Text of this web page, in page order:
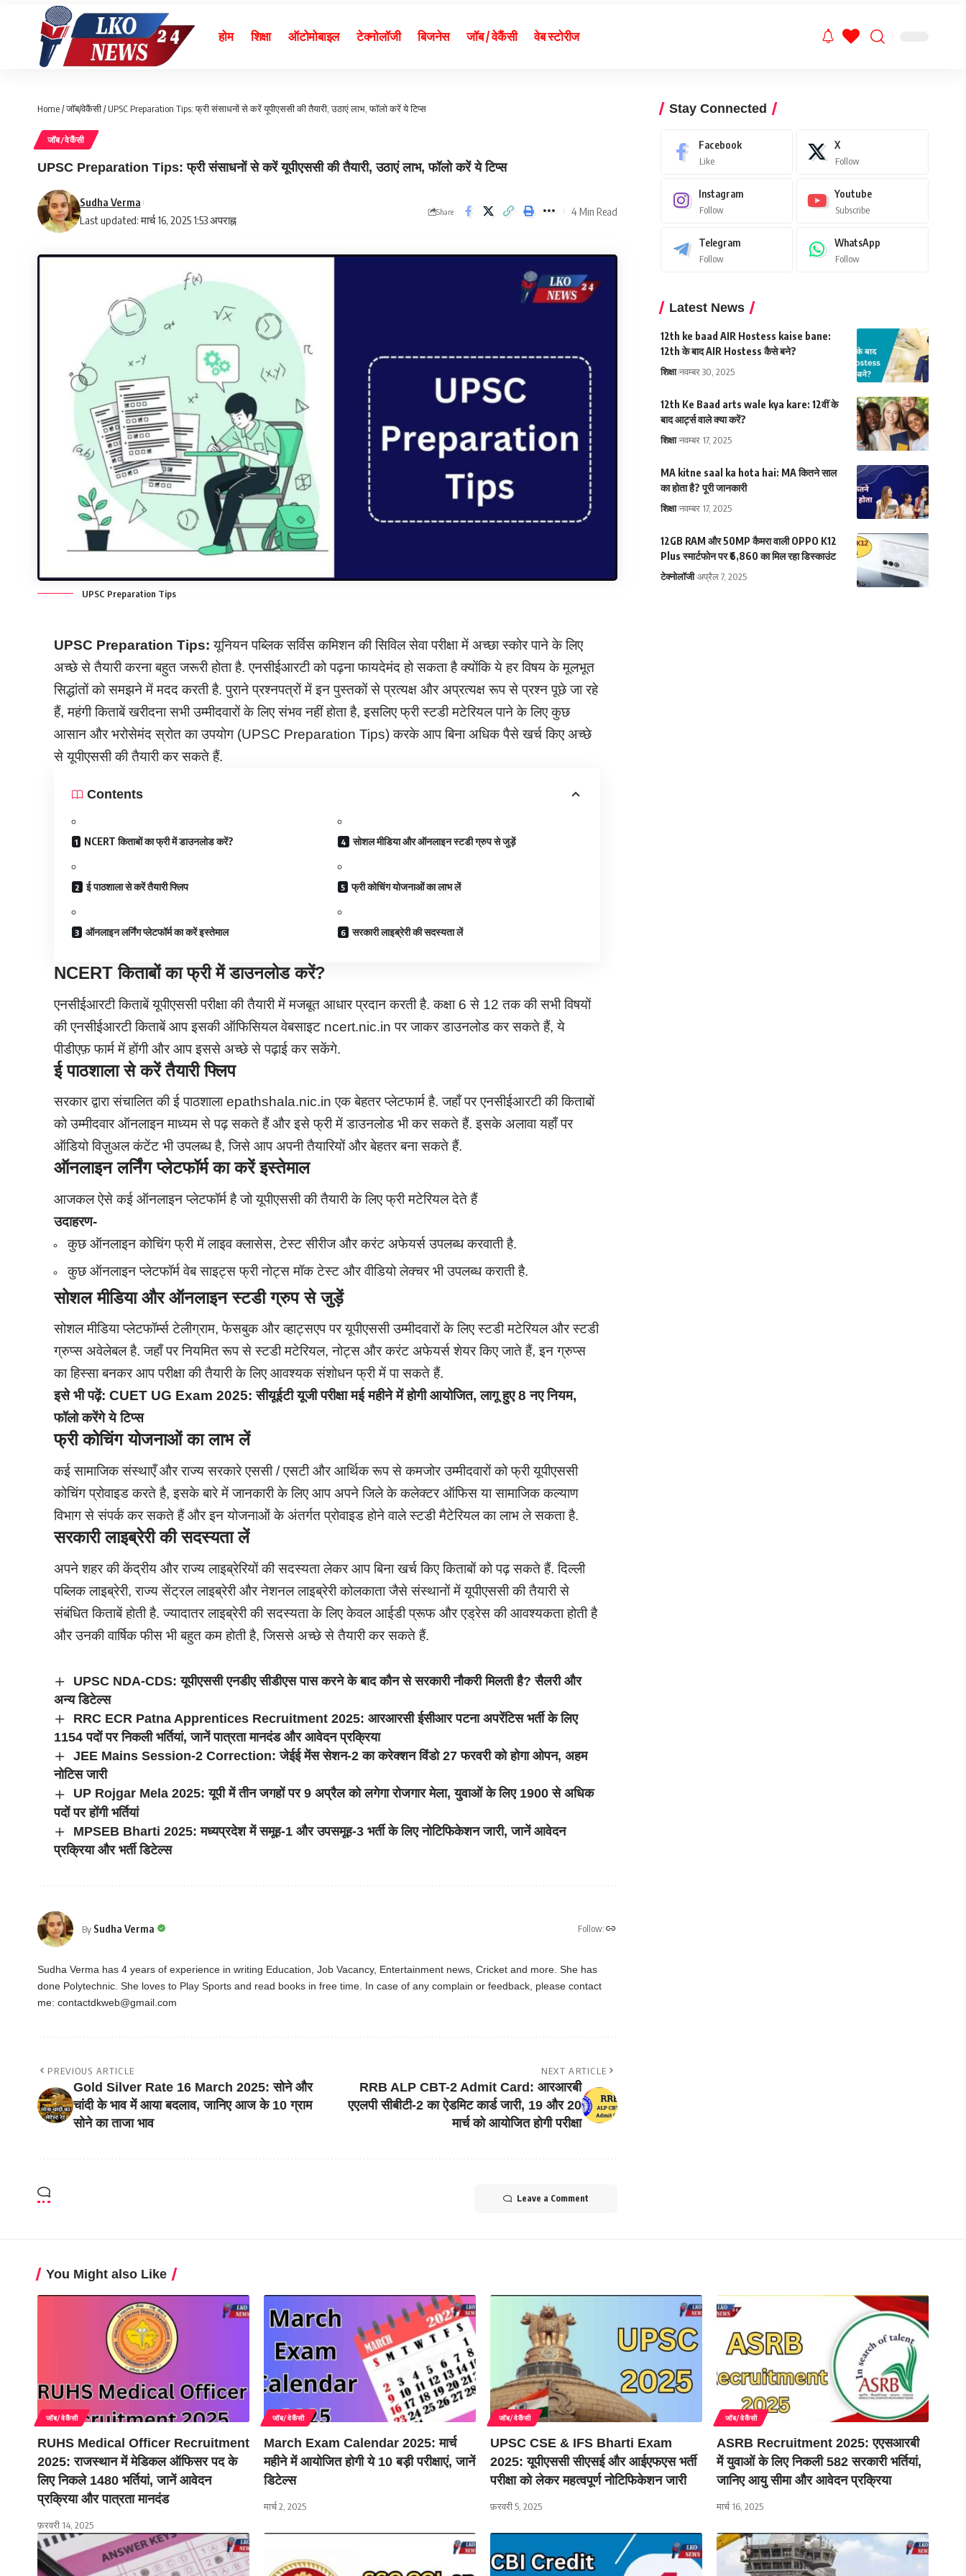
होम शिक्षा ऑटोमोबाइल टेक्नोलॉजी बिजनेस जॉब / वेकैंसी वेब स्टोरीज
Home/जॉब/वेकैंसी/UPSC Preparation Tips: फ्री संसाधनों से करें यूपीएससी की तैयारी, उठाएं लाभ, फॉलो करें ये टिप्स
जॉब/वेकैंसी
UPSC Preparation Tips: फ्री संसाधनों से करें यूपीएससी की तैयारी, उठाएं लाभ, फॉलो करें ये टिप्स
Last updated: मार्च 16, 2025 1:53 अपराह्न
Sudha Verma
Share 4 Min Read
UPSC Preparation Tips
UPSC Preparation Tips: यूनियन पब्लिक सर्विस कमिशन की सिविल सेवा परीक्षा में अच्छा स्कोर पाने के लिए
अच्छे से तैयारी करना बहुत जरूरी होता है. एनसीईआरटी को पढ़ना फायदेमंद हो सकता है क्योंकि ये हर विषय के मूलभूत
सिद्धांतों को समझने में मदद करती है. पुराने प्रश्नपत्रों में इन पुस्तकों से प्रत्यक्ष और अप्रत्यक्ष रूप से प्रश्न पूछे जा रहे
हैं, महंगी किताबें खरीदना सभी उम्मीदवारों के लिए संभव नहीं होता है, इसलिए फ्री स्टडी मटेरियल पाने के लिए कुछ
आसान और भरोसेमंद स्रोत का उपयोग (UPSC Preparation Tips) करके आप बिना अधिक पैसे खर्च किए अच्छे
से यूपीएससी की तैयारी कर सकते हैं.
Contents
NCERT किताबों का फ्री में डाउनलोड करें?
ई पाठशाला से करें तैयारी फ्लिप
ऑनलाइन लर्निंग प्लेटफॉर्म का करें इस्तेमाल
सोशल मीडिया और ऑनलाइन स्टडी ग्रुप से जुड़ें
फ्री कोचिंग योजनाओं का लाभ लें
सरकारी लाइब्रेरी की सदस्यता लें
NCERTकिताबों का फ्री में डाउनलोड करें?
एनसीईआरटी किताबें यूपीएससी परीक्षा की तैयारी में मजबूत आधार प्रदान करती है. कक्षा 6 से 12 तक की सभी विषयों
की एनसीईआरटी किताबें आप इसकी ऑफिसियल वेबसाइट ncert.nic.in पर जाकर डाउनलोड कर सकते हैं, ये
पीडीएफ़ फार्म में होंगी और आप इससे अच्छे से पढ़ाई कर सकेंगे.
ई पाठशाला से करें तैयारी फ्लिप
सरकार द्वारा संचालित की ई पाठशाला epathshala.nic.in एक बेहतर प्लेटफार्म है. जहाँ पर एनसीईआरटी की किताबों
को उम्मीदवार ऑनलाइन माध्यम से पढ़ सकते हैं और इसे फ्री में डाउनलोड भी कर सकते हैं. इसके अलावा यहाँ पर
ऑडियो विज़ुअल कंटेंट भी उपलब्ध है, जिसे आप अपनी तैयारियों और बेहतर बना सकते हैं.
ऑनलाइन लर्निंग प्लेटफॉर्म का करें इस्तेमाल
आजकल ऐसे कई ऑनलाइन प्लेटफॉर्म है जो यूपीएससी की तैयारी के लिए फ्री मटेरियल देते हैं
उदाहरण-
कुछ ऑनलाइन कोचिंग फ्री में लाइव क्लासेस, टेस्ट सीरीज और करंट अफेयर्स उपलब्ध करवाती है.
कुछ ऑनलाइन प्लेटफॉर्म वेब साइट्स फ्री नोट्स मॉक टेस्ट और वीडियो लेक्चर भी उपलब्ध कराती है.
सोशल मीडिया और ऑनलाइन स्टडी ग्रुप से जुड़ें
सोशल मीडिया प्लेटफॉर्म्स टेलीग्राम, फेसबुक और व्हाट्सएप पर यूपीएससी उम्मीदवारों के लिए स्टडी मटेरियल और स्टडी
ग्रुप्स अवेलेबल है. जहाँ पर नियमित रूप से स्टडी मटेरियल, नोट्स और करंट अफेयर्स शेयर किए जाते हैं, इन ग्रुप्स
का हिस्सा बनकर आप परीक्षा की तैयारी के लिए आवश्यक संशोधन फ्री में पा सकते हैं.
इसे भी पढ़ें:CUET UG Exam 2025: सीयूईटी यूजी परीक्षा मई महीने में होगी आयोजित, लागू हुए 8 नए नियम,
फॉलो करेंगे ये टिप्स
फ्री कोचिंग योजनाओं का लाभ लें
कई सामाजिक संस्थाएँ और राज्य सरकारे एससी / एसटी और आर्थिक रूप से कमजोर उम्मीदवारों को फ्री यूपीएससी
कोचिंग प्रोवाइड करते है, इसके बारे में जानकारी के लिए आप अपने जिले के कलेक्टर ऑफिस या सामाजिक कल्याण
विभाग से संपर्क कर सकते हैं और इन योजनाओं के अंतर्गत प्रोवाइड होने वाले स्टडी मैटेरियल का लाभ ले सकता है.
सरकारी लाइब्रेरी की सदस्यता लें
अपने शहर की केंद्रीय और राज्य लाइब्रेरियों की सदस्यता लेकर आप बिना खर्च किए किताबों को पढ़ सकते हैं. दिल्ली
पब्लिक लाइब्रेरी, राज्य सेंट्रल लाइब्रेरी और नेशनल लाइब्रेरी कोलकाता जैसे संस्थानों में यूपीएससी की तैयारी से
संबंधित किताबें होती है. ज्यादातर लाइब्रेरी की सदस्यता के लिए केवल आईडी प्रूफ और एड्रेस की आवश्यकता होती है
और उनकी वार्षिक फीस भी बहुत कम होती है, जिससे अच्छे से तैयारी कर सकते हैं.
UPSC NDA-CDS: यूपीएससी एनडीए सीडीएस पास करने के बाद कौन से सरकारी नौकरी मिलती है? सैलरी और
अन्य डिटेल्स
RRC ECR Patna Apprentices Recruitment 2025: आरआरसी ईसीआर पटना अपरेंटिस भर्ती के लिए
1154 पदों पर निकली भर्तियां, जानें पात्रता मानदंड और आवेदन प्रक्रिया
JEE Mains Session-2 Correction: जेईई मेंस सेशन-2 का करेक्शन विंडो 27 फरवरी को होगा ओपन, अहम
नोटिस जारी
UP Rojgar Mela 2025: यूपी में तीन जगहों पर 9 अप्रैल को लगेगा रोजगार मेला, युवाओं के लिए 1900 से अधिक
पदों पर होंगी भर्तियां
MPSEB Bharti 2025: मध्यप्रदेश में समूह-1 और उपसमूह-3 भर्ती के लिए नोटिफिकेशन जारी, जानें आवेदन
प्रक्रिया और भर्ती डिटेल्स
By Sudha Verma Follow:
Sudha Verma has 4 years of experience in writing Education, Job Vacancy, Entertainment news, Cricket and more. She has
done Polytechnic. She loves to Play Sports and read books in free time. In case of any complain or feedback, please contact
me: contactdkweb@gmail.com
PREVIOUS ARTICLE
Gold Silver Rate 16 March 2025: सोने और
चांदी के भाव में आया बदलाव, जानिए आज के 10 ग्राम
सोने का ताजा भाव
NEXT ARTICLE
RRB ALP CBT-2 Admit Card: आरआरबी
एएलपी सीबीटी-2 का ऐडमिट कार्ड जारी, 19 और 20
मार्च को आयोजित होगी परीक्षा
Leave a Comment
Stay Connected
Facebook
Like
X
Follow
Instagram
Follow
Youtube
Subscribe
Telegram
Follow
WhatsApp
Follow
Latest News
12th ke baad AIR Hostess kaise bane:
12th के बाद AIR Hostess कैसे बने?
शिक्षा नवम्बर 30, 2025
12th Ke Baad arts wale kya kare: 12वीं के
बाद आर्ट्स वाले क्या करें?
शिक्षा नवम्बर 17, 2025
MA kitne saal ka hota hai: MA कितने साल
का होता है? पूरी जानकारी
शिक्षा नवम्बर 17, 2025
12GB RAM और 50MP कैमरा वाली OPPO K12
Plus स्मार्टफोन पर ₹6,860 का मिल रहा डिस्काउंट
टेक्नोलॉजी अप्रैल 7, 2025
You Might also Like
जॉब/वेकैंसी
RUHS Medical Officer Recruitment
2025: राजस्थान में मेडिकल ऑफिसर पद के
लिए निकले 1480 भर्तियां, जानें आवेदन
प्रक्रिया और पात्रता मानदंड
फ़रवरी 14, 2025
जॉब/वेकैंसी
March Exam Calendar 2025: मार्च
महीने में आयोजित होगी ये 10 बड़ी परीक्षाएं, जानें
डिटेल्स
मार्च 2, 2025
जॉब/वेकैंसी
UPSC CSE & IFS Bharti Exam
2025: यूपीएससी सीएसई और आईएफएस भर्ती
परीक्षा को लेकर महत्वपूर्ण नोटिफिकेशन जारी
फ़रवरी 5, 2025
जॉब/वेकैंसी
ASRB Recruitment 2025: एएसआरबी
में युवाओं के लिए निकली 582 सरकारी भर्तियां,
जानिए आयु सीमा और आवेदन प्रक्रिया
मार्च 16, 2025